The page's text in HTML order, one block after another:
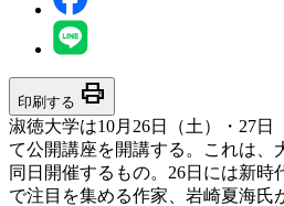
印刷する print
淑徳大学は10月26日（土）・27日
て公開講座を開講する。これは、
同日開催するもの。26日には新時
で注目を集める作家、岩崎夏海氏